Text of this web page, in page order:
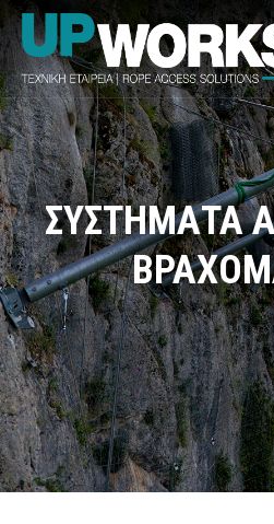
ΣΥΣΤΗΜΑΤΑ